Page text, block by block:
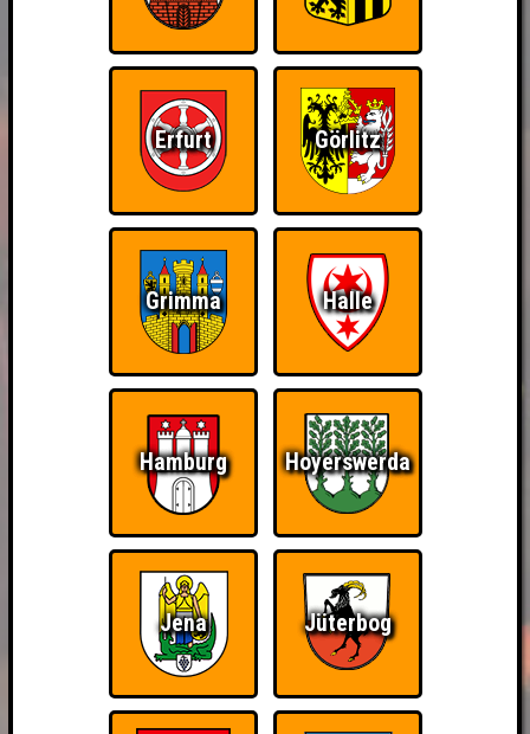
Erfurt Görlitz
Grimma Halle
Hamburg Hoyerswerda
Jena Jüterbog